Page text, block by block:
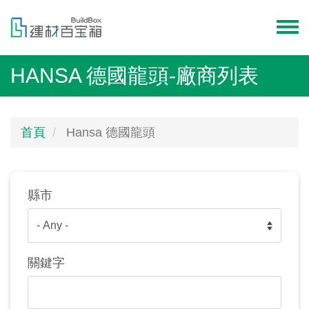
內
容
menu
HANSA 德國龍頭-廠商列表
首頁 Hansa 德國龍頭
縣市
關鍵字